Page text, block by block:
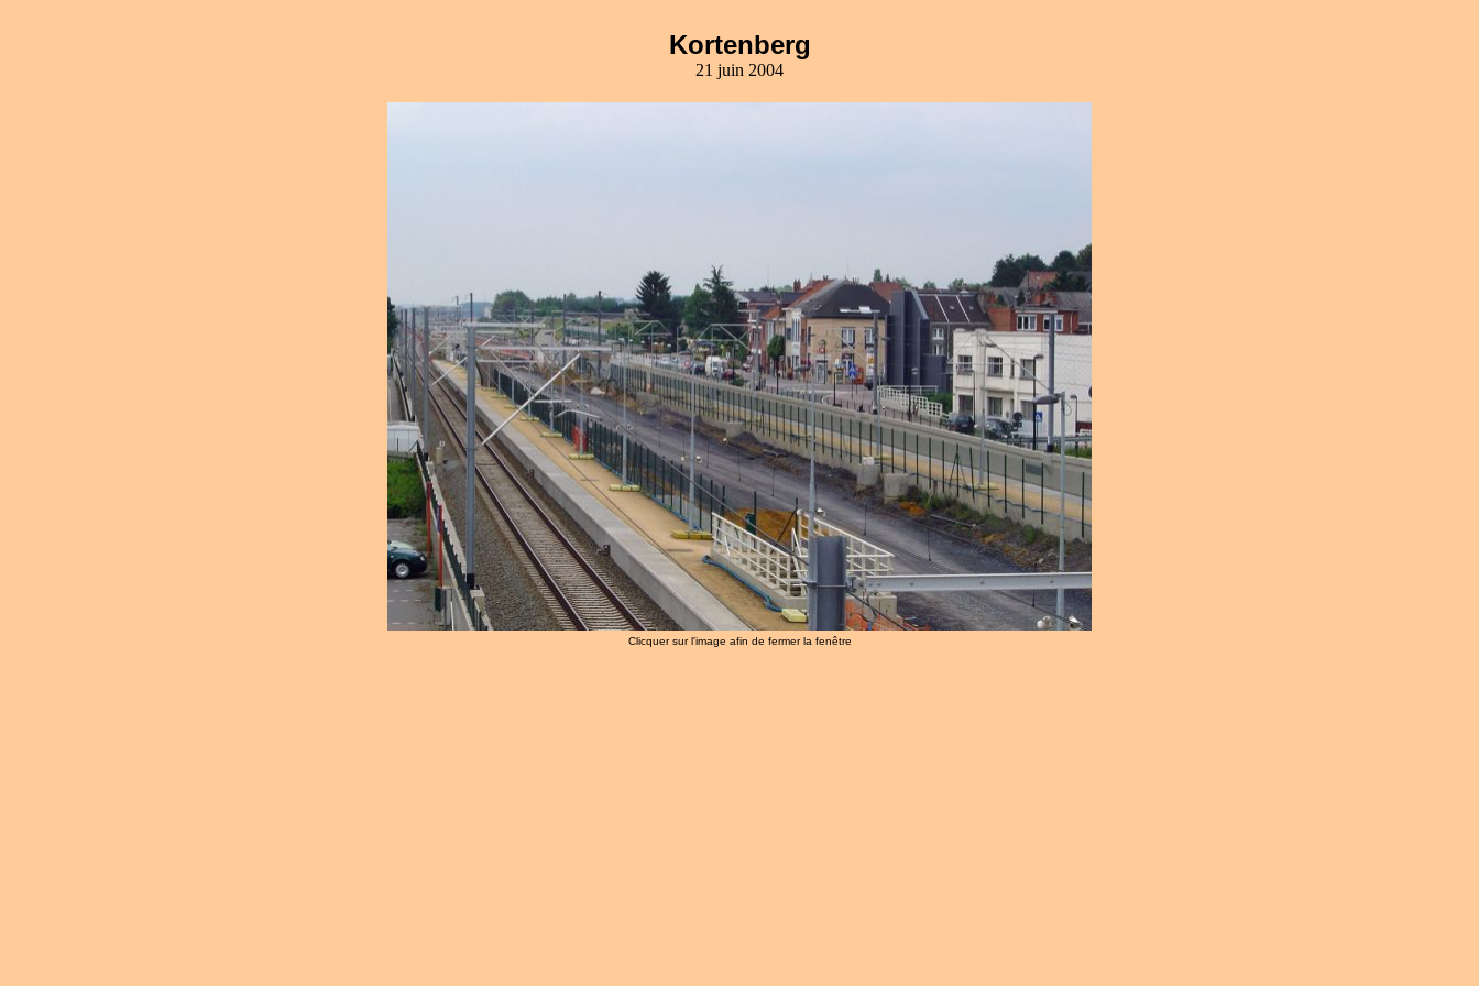
Kortenberg
21 juin 2004
Clicquer sur l'image afin de fermer la fenêtre